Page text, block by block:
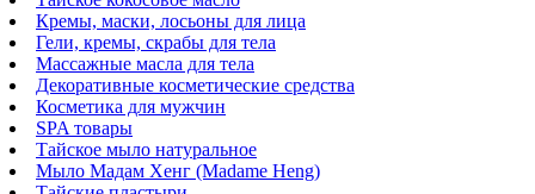
Кремы, маски, лосьоны для лица
Гели, кремы, скрабы для тела
Массажные масла для тела
Декоративные косметические средства
Косметика для мужчин
SPA товары
Тайское мыло натуральное
Мыло Мадам Хенг (Madame Heng)